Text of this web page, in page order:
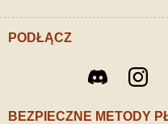
PODŁĄCZ
Discord
BEZPIECZNE METODY